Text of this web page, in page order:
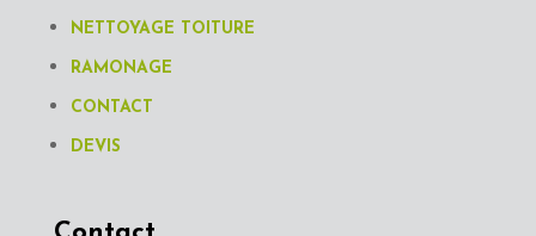
NETTOYAGE TOITURE
RAMONAGE
CONTACT
DEVIS